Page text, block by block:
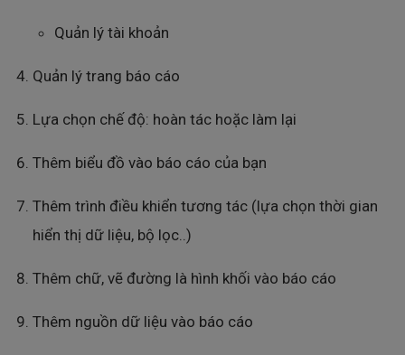
Quản lý tài khoản
Quản lý trang báo cáo
Lựa chọn chế độ: hoàn tác hoặc làm lại
Thêm biểu đồ vào báo cáo của bạn
Thêm trình điều khiển tương tác (lựa chọn thời gian
hiển thị dữ liệu, bộ lọc..)
Thêm chữ, vẽ đường là hình khối vào báo cáo
Thêm nguồn dữ liệu vào báo cáo